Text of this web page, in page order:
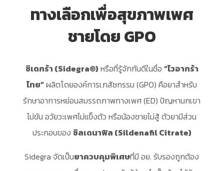
ทางเลือกเพื่อสุขภาพเพศ
ชายโดย GPO
ซิเดกร้า (Sidegra®) หรือที่รู้จักกันดีในชื่อ “ไวอากร้า
ไทย”ผลิตโดยองค์การเภสัชกรรม (GPO) คือยาสำหรับ
รักษาอาการหย่อนสมรรถภาพทางเพศ (ED) ปัญหานกเขา
ไม่ขัน อวัยวะเพศไม่แข็งตัว หรือน้องชายไม่สู้ ตัวยามีส่วน
ประกอบของ ซิลเดนาฟิล (Sildenafil Citrate)
Sidegra จัดเป็นยาควบคุมพิเศษที่มี อย. รับรองถูกต้อง